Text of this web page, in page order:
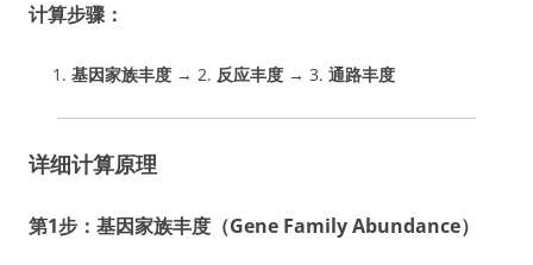
计算步骤：
基因家族丰度 → 2. 反应丰度 → 3. 通路丰度
详细计算原理
第1步：基因家族丰度（Gene Family Abundance）